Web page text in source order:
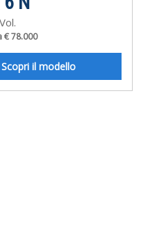
€ 78.000
Scopri il modello